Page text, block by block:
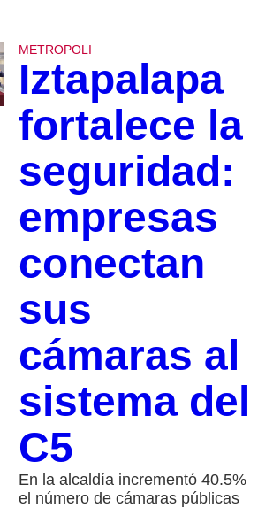
METROPOLI
Iztapalapa
fortalece la
seguridad:
empresas
conectan
sus
cámaras al
sistema del
C5
En la alcaldía incrementó 40.5%
el número de cámaras públicas